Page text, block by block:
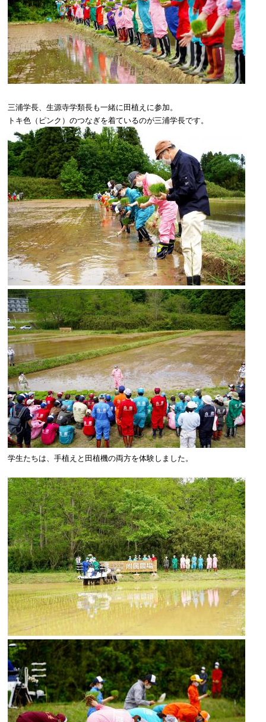
三浦学長、生源寺学類長も一緒に田植えに参加。
トキ色（ピンク）のつなぎを着ているのが三浦学長です。
学生たちは、手植えと田植機の両方を体験しました。